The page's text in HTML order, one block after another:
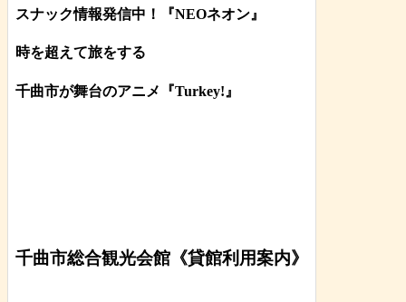
スナック情報発信中！『NEOネオン』
時を超えて旅をする
千曲市が舞台のアニメ『Turkey!』
千曲市総合観光会館《貸館利用案内》